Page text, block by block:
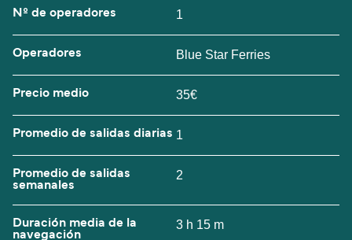
Nº de operadores 1
Operadores Blue Star Ferries
Precio medio 35€
Promedio de salidas diarias 1
Promedio de salidas
semanales
2
Duración media de la
navegación
3 h 15 m